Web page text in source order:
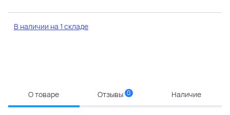
В наличии на 1 складе
О товаре Отзывы 0 Наличие